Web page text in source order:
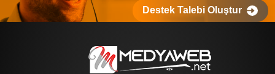
Destek Talebi Oluştur